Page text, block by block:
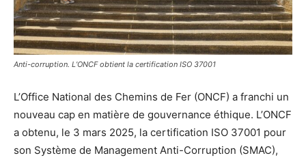
Anti-corruption. L’ONCF obtient la certification ISO 37001
L’Office National des Chemins de Fer (ONCF) a franchi un
nouveau cap en matière de gouvernance éthique. L’ONCF
a obtenu, le 3 mars 2025, la certification ISO 37001 pour
son Système de Management Anti-Corruption (SMAC),